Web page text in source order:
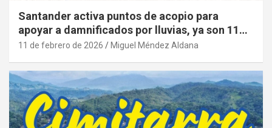
Santander activa puntos de acopio para
apoyar a damnificados por lluvias, ya son 11
municipios en alerta roja y más de 400
11 de febrero de 2026 Miguel Méndez Aldana